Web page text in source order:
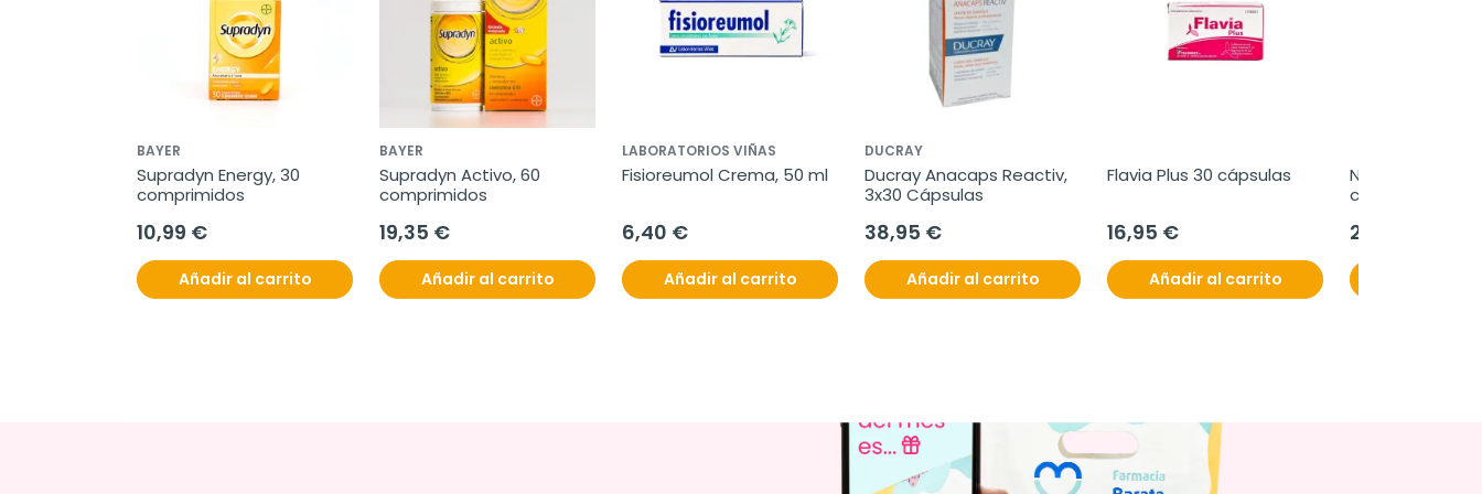
BAYER
Supradyn Energy, 30
comprimidos
10,99 €
Añadir al carrito
BAYER
Supradyn Activo, 60
comprimidos
19,35 €
Añadir al carrito
LABORATORIOS VIÑAS
Fisioreumol Crema, 50 ml
6,40 €
Añadir al carrito
DUCRAY
Ducray Anacaps Reactiv,
3x30 Cápsulas
38,95 €
Añadir al carrito
Flavia Plus 30 cápsulas
16,95 €
Añadir al carrito
Nutrof omega,
cápsulas.
29,95 €